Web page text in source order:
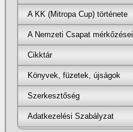
A KK (Mitropa Cup) története
A Nemzeti Csapat mérkőzései
Cikktár
Könyvek, füzetek, újságok
Szerkesztőség
Adatkezelési Szabályzat